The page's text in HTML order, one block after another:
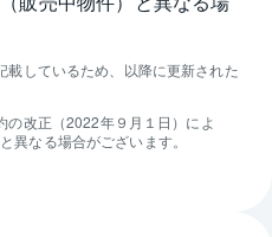
しているため、以降に更新された
の改正（2022年９月１日）によ
異なる場合がございます。